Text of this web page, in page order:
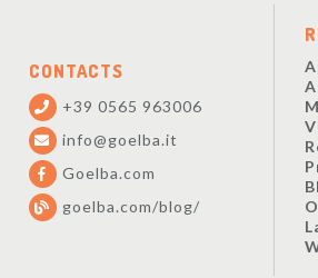
CONTACTS
+39 0565 963006
info@goelba.it
Goelba.com
goelba.com/blog/